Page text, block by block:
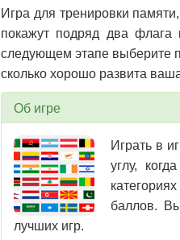
Игра для тренировки
покажут подряд два
следующем этапе выберите
сколько хорошо развита
Об игре
Играть в
углу,
баллов.
лучших игр.